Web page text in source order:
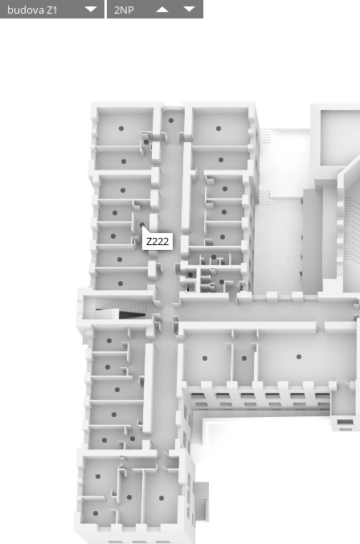
budova Z1 2NP
Z222